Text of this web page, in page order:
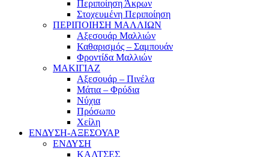
Περιποίηση Άκρων
Στοχευμένη Περιποίηση
ΠΕΡΙΠΟΙΗΣΗ ΜΑΛΛΙΩΝ
Αξεσουάρ Μαλλιών
Καθαρισμός – Σαμπουάν
Φροντίδα Μαλλιών
ΜΑΚΙΓΙΑΖ
Αξεσουάρ – Πινέλα
Μάτια – Φρύδια
Νύχια
Πρόσωπο
Χείλη
ΕΝΔΥΣΗ-ΑΞΕΣΟΥΑΡ
ΕΝΔΥΣΗ
ΚΑΛΤΣΕΣ